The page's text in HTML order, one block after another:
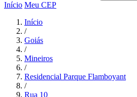
Início Meu CEP
Início
/
Goiás
/
Mineiros
/
Residencial Parque Flamboyant
/
Rua 10